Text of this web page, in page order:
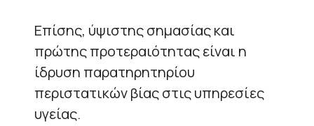
Επίσης, ύψιστης σημασίας και
πρώτης προτεραιότητας είναι η
ίδρυση παρατηρητηρίου
περιστατικών βίας στις υπηρεσίες
υγείας.